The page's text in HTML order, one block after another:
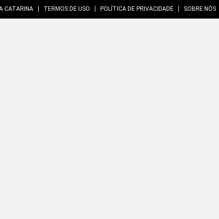
CATARINA TERMOS DE USO POLÍTICA DE PRIVACIDADE SOBRE NÓS